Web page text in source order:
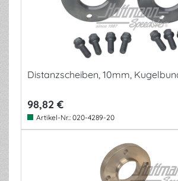
Distanzscheiben, 10mm,
98,82 €
Artikel-Nr.: 020-4289-20